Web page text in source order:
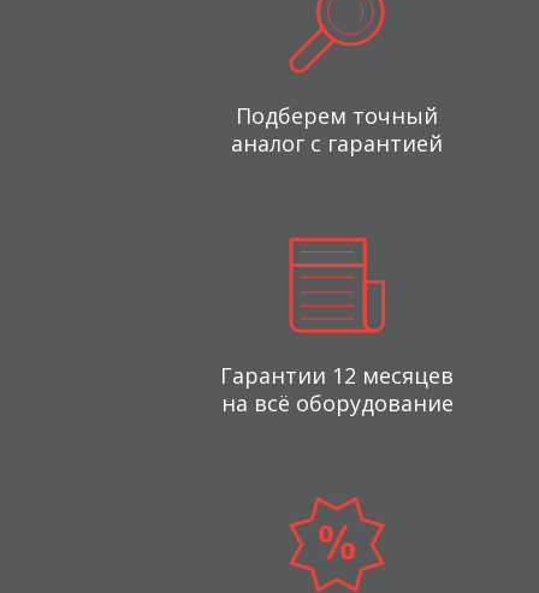
Подберем точный
аналог с гарантией
Гарантии 12 месяцев
на всё оборудование